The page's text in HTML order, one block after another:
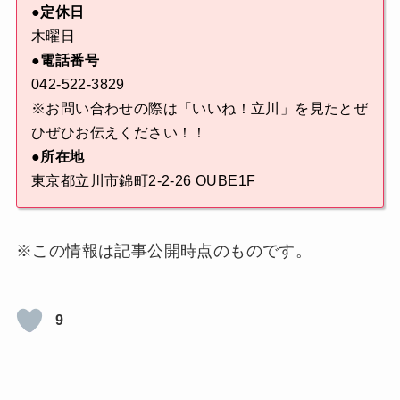
●定休日
木曜日
●電話番号
042-522-3829
※お問い合わせの際は「いいね！立川」を見たとぜ
ひぜひお伝えください！！
●所在地
東京都立川市錦町2-2-26 OUBE1F
※この情報は記事公開時点のものです。
9